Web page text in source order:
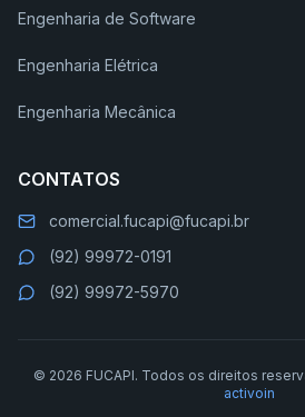
Engenharia de Software
Engenharia Elétrica
Engenharia Mecânica
CONTATOS
comercial.fucapi@fucapi.br
(92) 99972-0191
(92) 99972-5970
© 2026 FUCAPI. Todos os direitos
activoin